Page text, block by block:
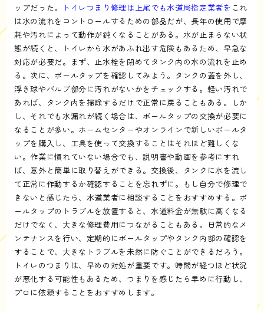
ップだった。
トイレつまり修理は上尾でも水道局指定業者を これ
は水の流れをコントロールするための部品だが、長年の使用で摩
耗や汚れによって動作が鈍くなることがある。水が止まらない状
態が続くと、トイレから水があふれ出す危険もあるため、早急な
対応が必要だ。まず、止水栓を閉めてタンク内の水の流れを止め
る。次に、ボールタップを確認してみよう。タンクの蓋を外し、
浮き球やバルブ部分に汚れがないかをチェックする。軽い汚れで
あれば、タンク内を掃除するだけで正常に戻ることもある。しか
し、それでも水漏れが続く場合は、ボールタップの交換が必要に
なることが多い。ホームセンターやオンラインで新しいボールタ
ップを購入し、工具を使って交換することはそれほど難しくな
い。作業に慣れていない場合でも、説明書や動画を参考にすれ
ば、意外と簡単に取り替えができる。交換後、タンクに水を流し
て正常に作動するか確認することを忘れずに。もし自分で修理で
きないと感じたら、水道業者に相談することをおすすめする。ボ
ールタップのトラブルを放置すると、水道料金が無駄に高くなる
だけでなく、大きな修理費用につながることもある。日常的なメ
ンテナンスを行い、定期的にボールタップやタンク内部の確認を
することで、大きなトラブルを未然に防ぐことができるだろう。
トイレのつまりは、早めの対処が重要です。時間が経つほど状況
が悪化する可能性もあるため、つまりを感じたら早めに行動し、
プロに依頼することをおすすめします。